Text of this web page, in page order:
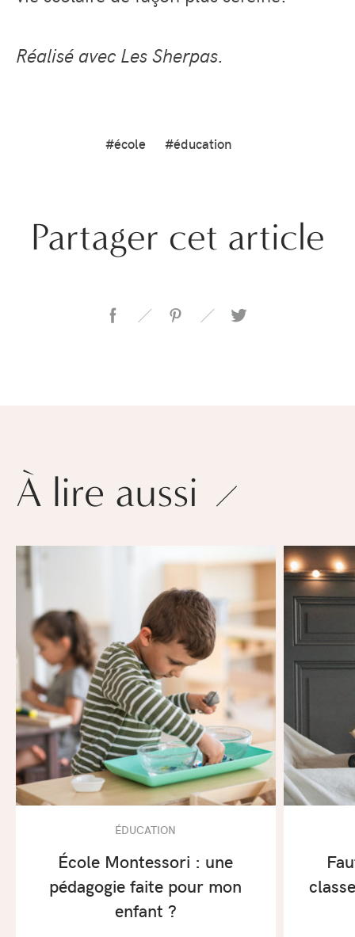
Réalisé avec Les Sherpas.
#école #éducation
Partager cet article
À lire aussi
ÉDUCATION
École Montessori : une
pédagogie faite pour mon
enfant ?